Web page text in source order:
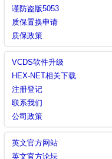
谨防盗版5053
质保置换申请
质保政策
VCDS软件升级
HEX-NET相关下载
注册登记
联系我们
公司政策
英文官方网站
英文官方论坛